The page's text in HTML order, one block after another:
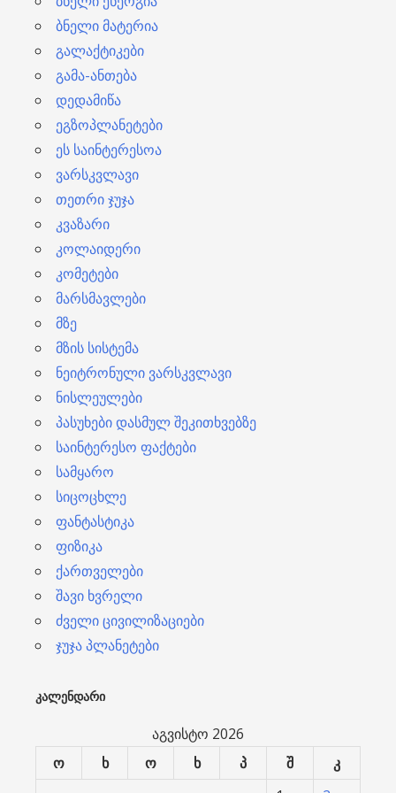
ბნელი მატერია
გალაქტიკები
გამა-ანთება
დედამიწა
ეგზოპლანეტები
ეს საინტერესოა
ვარსკვლავი
თეთრი ჯუჯა
კვაზარი
კოლაიდერი
კომეტები
მარსმავლები
მზე
მზის სისტემა
ნეიტრონული ვარსკვლავი
ნისლეულები
პასუხები დასმულ შეკითხვებზე
საინტერესო ფაქტები
სამყარო
სიცოცხლე
ფანტასტიკა
ფიზიკა
ქართველები
შავი ხვრელი
ძველი ცივილიზაციები
ჯუჯა პლანეტები
ᲙᲐᲚᲔᲜᲓᲐᲠᲘ
აგვისტო 2026
ო
ხ ო ხ პ შ
კ